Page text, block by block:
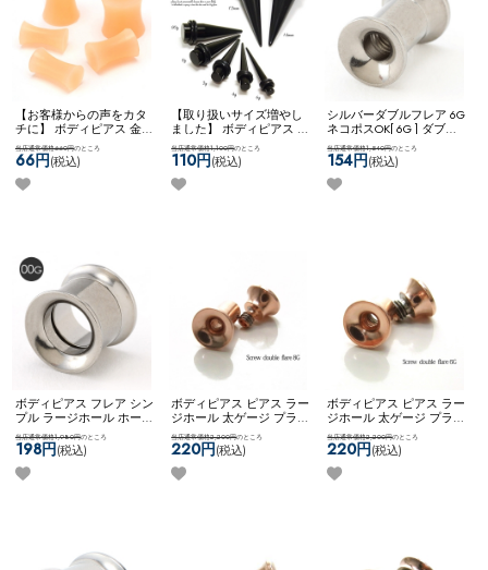
【お客様からの声をカタ
チに】 ボディピアス 金属
アレルギー対応 6g 4g 2g
0g 00g 12ｍｍ 14ｍｍ シ
ークレット目立たない 学
校 職場 ホールキープ 冠
当店通常価格660円のところ
66円(税込)
【取り扱いサイズ増やし
ました】 ボディピアス ピ
アス 拡張用 ホール スト
レート ネコポスOK
エキスパンダー
当店通常価格1,100円のところ
110円(税込)
シルバーダブルフレア 6G
ネコポスOK[ 6G ] ダブル
フレア (シルバー)
当店通常価格1,540円のところ
154円(税込)
ボディピアス フレア シン
プル ラージホール ホール
トゥ ステンレス 00G ネジ
式 ネコポスOK[ 00G ] ダブ
ルフレア (シルバー)
当店通常価格1,980円のところ
198円(税込)
ボディピアス ピアス ラー
ジホール 太ゲージ プラグ
トンネル 大きいサイズ 拡
張 ネコポスOK[ 8G ] ダブ
ルフレア
当店通常価格2,200円のところ
220円(税込)
ボディピアス ピアス ラー
ジホール 太ゲージ プラグ
トンネル 大きいサイズ 拡
張 ネコポスOK[ 6G ] ダブ
ルフレア
当店通常価格2,200円のところ
220円(税込)